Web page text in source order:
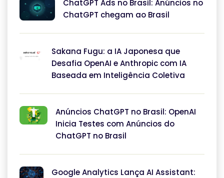
ChatGPT Ads no Brasil: Anúncios no
ChatGPT chegam ao Brasil
Sakana Fugu: a IA Japonesa que
Desafia OpenAI e Anthropic com IA
Baseada em Inteligência Coletiva
Anúncios ChatGPT no Brasil: OpenAI
Inicia Testes com Anúncios do
ChatGPT no Brasil
Google Analytics Lança AI Assistant: